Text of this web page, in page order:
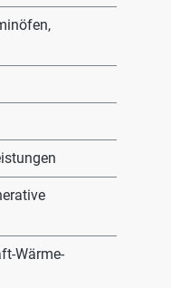
Wärme-